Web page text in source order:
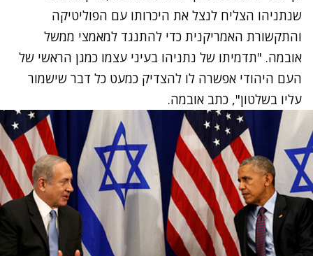
שנתניהו הצליח לנצל את היכרותו עם הפוליטיקה
והתקשורת האמריקנית כדי להתנגד למאמצי ממשל
אובמה. "תדמיתו של נתניהו בעיני עצמו כמגן הראשי של
העם היהודי אפשרה לו להצדיק כמעט כל דבר שישמור
עליו בשלטון", כתב אובמה.